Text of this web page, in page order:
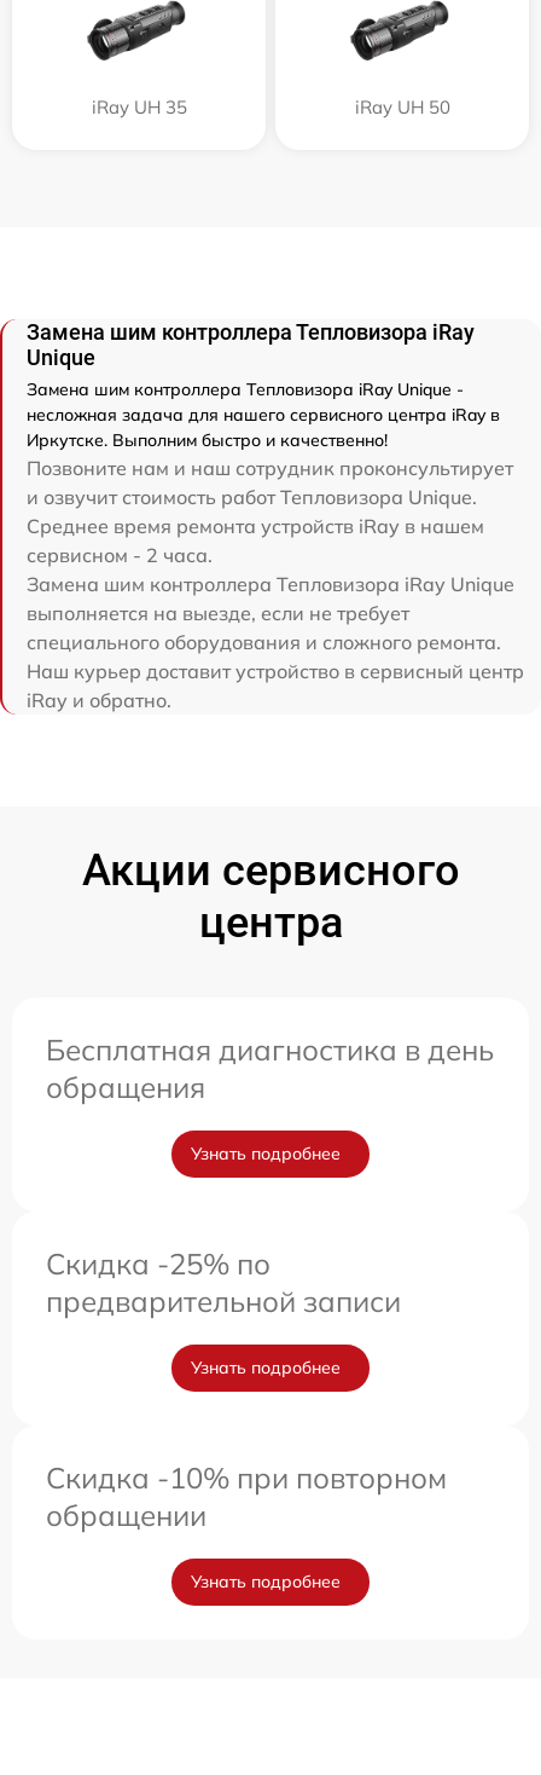
iRay UH 35 iRay UH 50
Замена шим контроллера Тепловизора iRay
Unique
Замена шим контроллера Тепловизора iRay Unique -
несложная задача для нашего сервисного центра iRay в
Иркутске. Выполним быстро и качественно!
Позвоните нам и наш сотрудник проконсультирует
и озвучит стоимость работ Тепловизора Unique.
Среднее время ремонта устройств iRay в нашем
сервисном - 2 часа.
Замена шим контроллера Тепловизора iRay Unique
выполняется на выезде, если не требует
специального оборудования и сложного ремонта.
Наш курьер доставит устройство в сервисный центр
iRay и обратно.
Акции сервисного
центра
Бесплатная диагностика в день
обращения
Узнать подробнее
Скидка -25% по
предварительной записи
Узнать подробнее
Скидка -10% при повторном
обращении
Узнать подробнее